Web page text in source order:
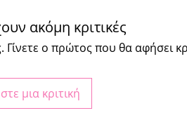
ακόμη κριτικές
Γίνετε ο πρώτος που θα αφήσει
μια κριτική